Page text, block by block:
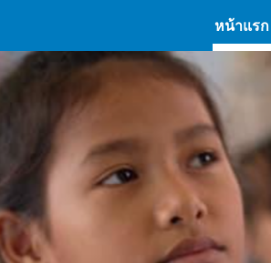
หน้าแรก